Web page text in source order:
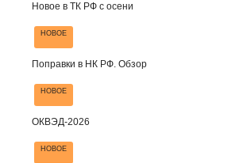
Новое в ТК РФ с осени
НОВОЕ
Поправки в НК РФ. Обзор
НОВОЕ
ОКВЭД-2026
НОВОЕ